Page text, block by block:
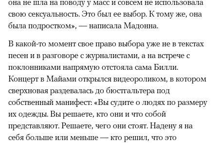
свою сексуальность. Это был ее выбор. К тому же, она
была подростком», — написала Мадонна.
В какой-то момент свое право выбора уже не в текстах
песен и в разговоре с журналистами, а на встрече с
поклонниками напрямую отстояла сама Билли.
Концерт в Майами открылся видеороликом, в котором
сверхновая раздевалась до бюстгальтера под
собственный манифест: «Вы судите о людях по размеру
их одежды. Вы решаете, кто они и что собой
представляют. Решаете, чего они стоят. Надену я на
себя больше или меньше — кто решил, что это